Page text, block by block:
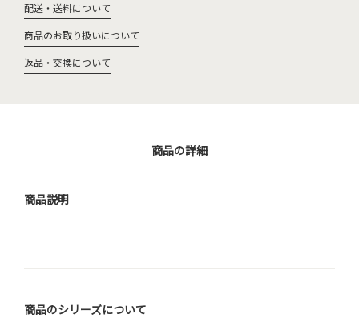
配送・送料について
商品のお取り扱いについて
返品・交換について
商品の詳細
商品説明
商品のシリーズについて